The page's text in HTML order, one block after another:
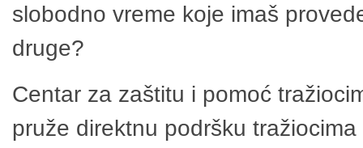
slobodno vreme koje imaš
druge?
Centar za zaštitu i pomoć
pruže direktnu podršku